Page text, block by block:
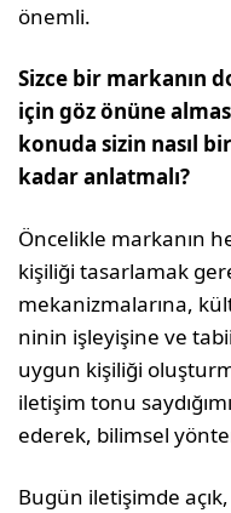
önemli.
Sizce bir markanın
için göz önüne
konuda sizin nasıl
kadar anlatmalı?
Öncelikle markanın
kişiliği tasarlamak
mekanizmalarına,
ninin işleyişine ve
uygun kişiliği
iletişim tonu
ederek, bilimsel
Bugün iletişimde